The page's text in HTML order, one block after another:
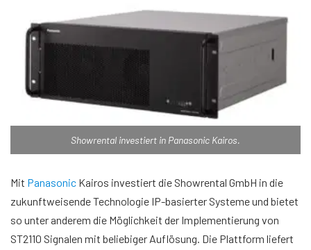
Showrental investiert in Panasonic Kairos.
Mit Panasonic Kairos investiert die Showrental GmbH in die
zukunftweisende Technologie IP-basierter Systeme und bietet
so unter anderem die Möglichkeit der Implementierung von
ST2110 Signalen mit beliebiger Auflösung. Die Plattform liefert